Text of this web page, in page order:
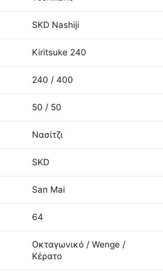
SKD Nashiji
Kiritsuke 240
240 / 400
50 / 50
Νασίτζι
SKD
San Mai
64
Οκταγωνικό / Wenge /
Κέρατο